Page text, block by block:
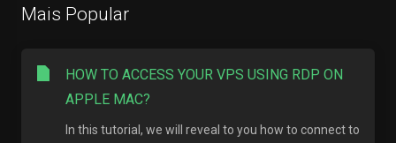
Mais Popular
HOW TO ACCESS YOUR VPS USING RDP ON
APPLE MAC?
In this tutorial, we will reveal to you how to connect to